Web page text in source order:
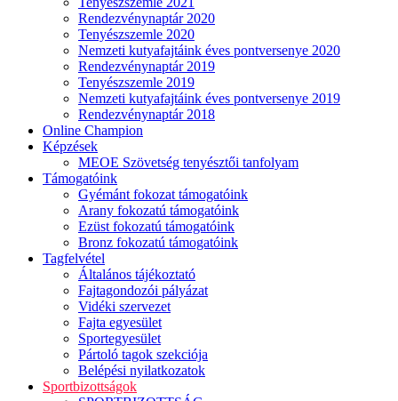
Rendezvénynaptár 2020
Tenyészszemle 2020
Nemzeti kutyafajtáink éves pontversenye 2020
Rendezvénynaptár 2019
Tenyészszemle 2019
Nemzeti kutyafajtáink éves pontversenye 2019
Rendezvénynaptár 2018
Online Champion
Képzések
MEOE Szövetség tenyésztői tanfolyam
Támogatóink
Gyémánt fokozat támogatóink
Arany fokozatú támogatóink
Ezüst fokozatú támogatóink
Bronz fokozatú támogatóink
Tagfelvétel
Általános tájékoztató
Fajtagondozói pályázat
Vidéki szervezet
Fajta egyesület
Sportegyesület
Pártoló tagok szekciója
Belépési nyilatkozatok
Sportbizottságok